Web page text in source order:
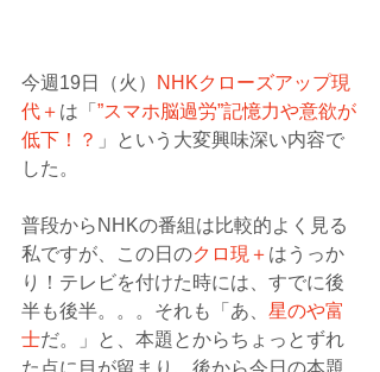
今週19日（火）
NHKクローズアップ現
代＋ は「 ”スマホ脳過労”記憶力や意欲が
低下！？ 」という大変興味深い内容で
した。
普段からNHKの番組は比較的よく見る
私ですが、この日のクロ現＋ はうっか
り！テレビを付けた時には、すでに後
半も後半。。。それも「あ、 星のや富
士だ。」と、本題とからちょっとずれ